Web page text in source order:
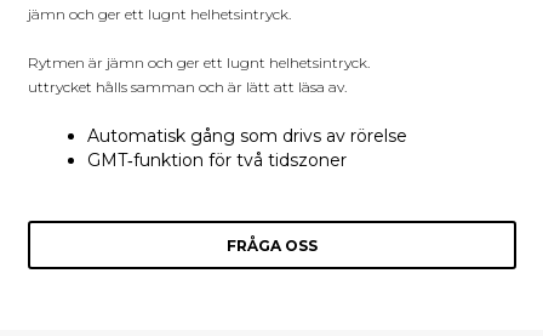
jämn och ger ett lugnt helhetsintryck.
Rytmen är jämn och ger ett lugnt helhetsintryck.
uttrycket hålls samman och är lätt att läsa av.
Automatisk gång som drivs av rörelse
GMT‑funktion för två tidszoner
FRÅGA OSS